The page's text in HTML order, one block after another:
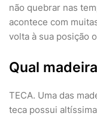
não quebrar nas
acontece com
volta à sua posição
Qual
TECA. Uma das
teca possui